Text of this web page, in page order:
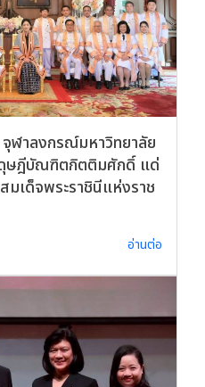
ฬาลงกรณ์มหาวิทยาลัย
ษฎีบัณฑิตกิตติมศักดิ์ แด่
มเด็จพระราชินีแห่งราช
อ่านต่อ